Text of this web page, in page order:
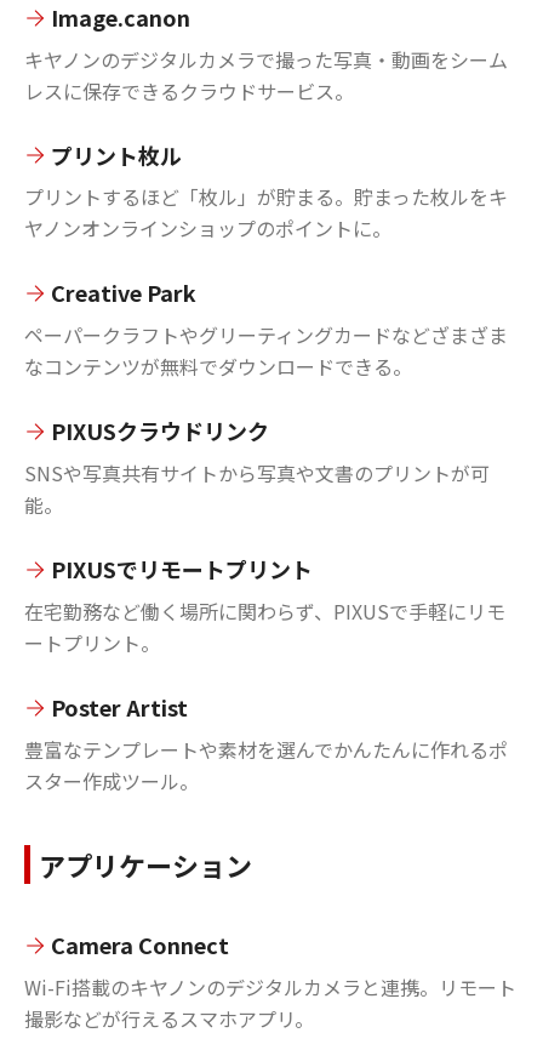
Image.canon
キヤノンのデジタルカメラで撮った写真・動画をシーム
レスに保存できるクラウドサービス。
プリント枚ル
プリントするほど「枚ル」が貯まる。貯まった枚ルをキ
ヤノンオンラインショップのポイントに。
Creative Park
ペーパークラフトやグリーティングカードなどざまざま
なコンテンツが無料でダウンロードできる。
PIXUSクラウドリンク
SNSや写真共有サイトから写真や文書のプリントが可
能。
PIXUSでリモートプリント
在宅勤務など働く場所に関わらず、PIXUSで手軽にリモ
ートプリント。
Poster Artist
豊富なテンプレートや素材を選んでかんたんに作れるポ
スター作成ツール。
アプリケーション
Camera Connect
Wi-Fi搭載のキヤノンのデジタルカメラと連携。リモート
撮影などが行えるスマホアプリ。